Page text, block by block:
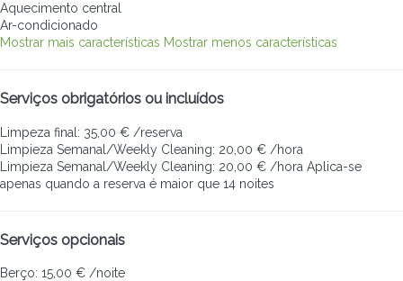
Aquecimento central
Ar-condicionado
Mostrar mais características Mostrar menos características
Serviços obrigatórios ou incluídos
Limpeza final: 35,00 € /reserva
Limpieza Semanal/Weekly Cleaning: 20,00 € /hora
Limpieza Semanal/Weekly Cleaning: 20,00 € /hora Aplica-se
apenas quando a reserva é maior que 14 noites
Serviços opcionais
Berço: 15,00 € /noite